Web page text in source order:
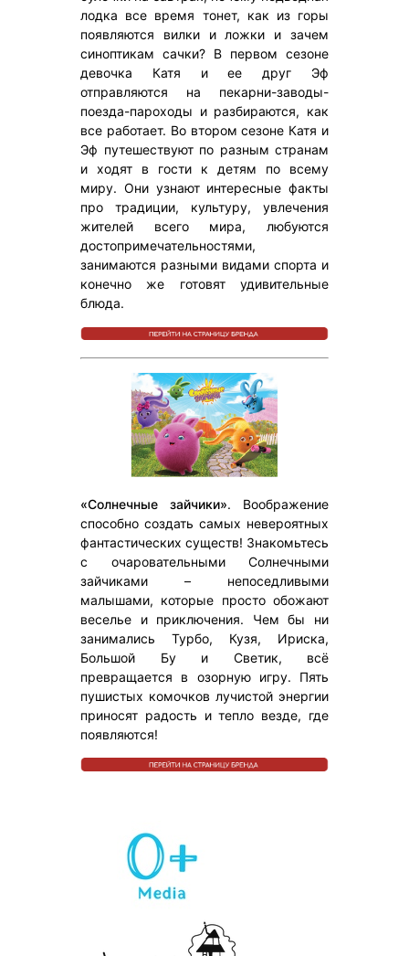
лодка все время тонет, как из горы
появляются вилки и ложки и зачем
синоптикам сачки? В первом сезоне
девочка Катя и ее друг Эф
отправляются на пекарни-заводы-
поезда-пароходы и разбираются, как
все работает. Во втором сезоне Катя и
Эф путешествуют по разным странам
и ходят в гости к детям по всему
миру. Они узнают интересные факты
про традиции, культуру, увлечения
жителей всего мира, любуются
достопримечательностями,
занимаются разными видами спорта и
конечно же готовят удивительные
блюда.
«Солнечные зайчики». Воображение
способно создать самых невероятных
фантастических существ! Знакомьтесь
с очаровательными Солнечными
зайчиками – непоседливыми
малышами, которые просто обожают
веселье и приключения. Чем бы ни
занимались Турбо, Кузя, Ириска,
Большой Бу и Светик, всё
превращается в озорную игру. Пять
пушистых комочков лучистой энергии
приносят радость и тепло везде, где
появляются!